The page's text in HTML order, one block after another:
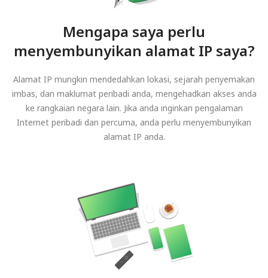
Mengapa saya perlu
menyembunyikan alamat IP saya?
Alamat IP mungkin mendedahkan lokasi, sejarah penyemakan
imbas, dan maklumat peribadi anda, mengehadkan akses anda
ke rangkaian negara lain. Jika anda inginkan pengalaman
Internet peribadi dan percuma, anda perlu menyembunyikan
alamat IP anda.